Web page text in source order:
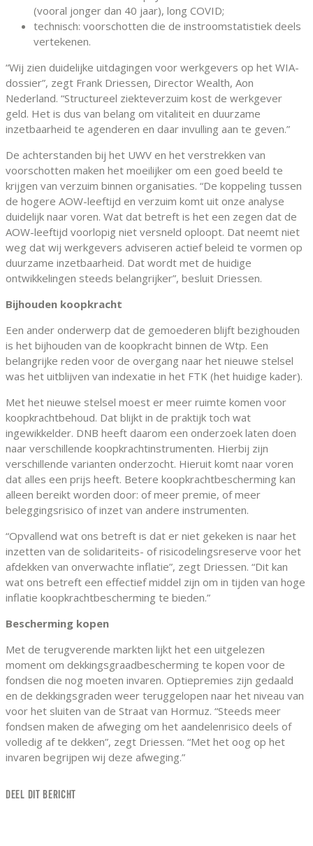
(vooral jonger dan 40 jaar), long COVID;
technisch: voorschotten die de instroomstatistiek deels
vertekenen.
“Wij zien duidelijke uitdagingen voor werkgevers op het WIA-
dossier”, zegt Frank Driessen, Director Wealth, Aon
Nederland. “Structureel ziekteverzuim kost de werkgever
geld. Het is dus van belang om vitaliteit en duurzame
inzetbaarheid te agenderen en daar invulling aan te geven.”
De achterstanden bij het UWV en het verstrekken van
voorschotten maken het moeilijker om een goed beeld te
krijgen van verzuim binnen organisaties. “De koppeling tussen
de hogere AOW-leeftijd en verzuim komt uit onze analyse
duidelijk naar voren. Wat dat betreft is het een zegen dat de
AOW-leeftijd voorlopig niet versneld oploopt. Dat neemt niet
weg dat wij werkgevers adviseren actief beleid te vormen op
duurzame inzetbaarheid. Dat wordt met de huidige
ontwikkelingen steeds belangrijker”, besluit Driessen.
Bijhouden koopkracht
Een ander onderwerp dat de gemoederen blijft bezighouden
is het bijhouden van de koopkracht binnen de Wtp. Een
belangrijke reden voor de overgang naar het nieuwe stelsel
was het uitblijven van indexatie in het FTK (het huidige kader).
Met het nieuwe stelsel moest er meer ruimte komen voor
koopkrachtbehoud. Dat blijkt in de praktijk toch wat
ingewikkelder. DNB heeft daarom een onderzoek laten doen
naar verschillende koopkrachtinstrumenten. Hierbij zijn
verschillende varianten onderzocht. Hieruit komt naar voren
dat alles een prijs heeft. Betere koopkrachtbescherming kan
alleen bereikt worden door: of meer premie, of meer
beleggingsrisico of inzet van andere instrumenten.
“Opvallend wat ons betreft is dat er niet gekeken is naar het
inzetten van de solidariteits- of risicodelingsreserve voor het
afdekken van onverwachte inflatie”, zegt Driessen. “Dit kan
wat ons betreft een effectief middel zijn om in tijden van hoge
inflatie koopkrachtbescherming te bieden.”
Bescherming kopen
Met de terugverende markten lijkt het een uitgelezen
moment om dekkingsgraadbescherming te kopen voor de
fondsen die nog moeten invaren. Optiepremies zijn gedaald
en de dekkingsgraden weer teruggelopen naar het niveau van
voor het sluiten van de Straat van Hormuz. “Steeds meer
fondsen maken de afweging om het aandelenrisico deels of
volledig af te dekken”, zegt Driessen. “Met het oog op het
invaren begrijpen wij deze afweging.”
DEEL DIT BERICHT